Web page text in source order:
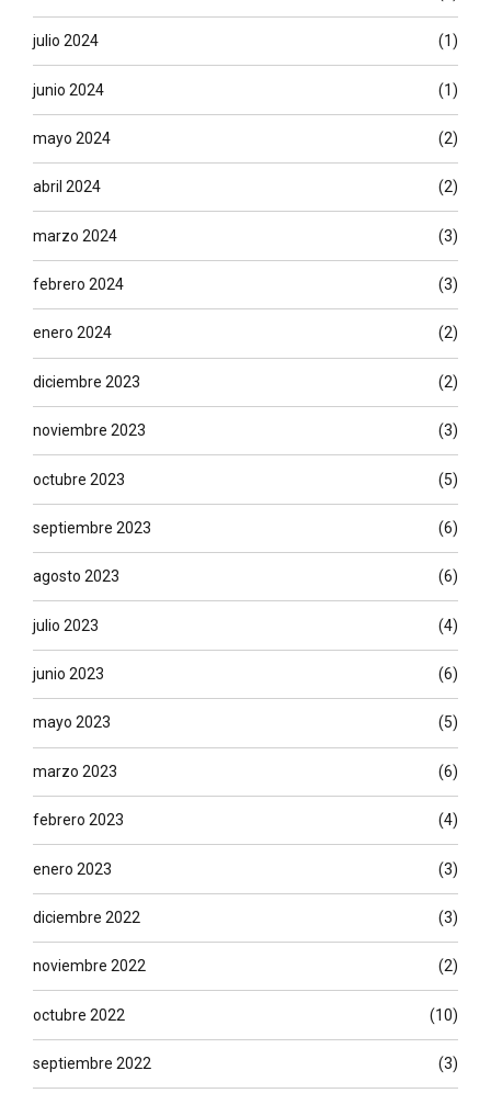
julio 2024 (1)
junio 2024 (1)
mayo 2024 (2)
abril 2024 (2)
marzo 2024 (3)
febrero 2024 (3)
enero 2024 (2)
diciembre 2023 (2)
noviembre 2023 (3)
octubre 2023 (5)
septiembre 2023 (6)
agosto 2023 (6)
julio 2023 (4)
junio 2023 (6)
mayo 2023 (5)
marzo 2023 (6)
febrero 2023 (4)
enero 2023 (3)
diciembre 2022 (3)
noviembre 2022 (2)
octubre 2022 (10)
septiembre 2022 (3)